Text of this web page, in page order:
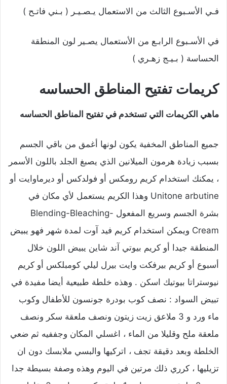
فـي الأسـبوع الثالث من الاستعمال يـصـيـر ( بـني فاتـح )
في الأسـبوع الرابـع من الأستعمال يصـير لون المنطقة
الحساسة ( بـيـج زهـري )
كريمات تفتيح المناطق الحساسه
ماهي الكريمات التي تستخدم في تفتيح المناطق الحساسه
جميع المناطق المخفية يكون لونها أغمق من باقي الجسم
بسبب زيادة هرمون الميلانين الذي يصبغ الجلد باللون الأسمر
، يمكنك استخدام كريم رومكس أو فولدكس أو ديرماوايت أو
Unitone arbutine وهذا الكريم يستعمل لأي مكان في
بشرة الجسم وسريع المفعول Blending-Bleaching-
Cream ويمكن استخدام كريم فيد آوت لمدة شهر فهو يبيض
المنطقة جيدا أو كريم بيوتي آند شاين يبيض اللون خلال
أسبوع أو كريم بيرفكت وايت بيرل ليلي كومبلكس أو كريم
نيوستراتا بيوتيك اسكن . وهذه خلطة طبيعية أيضا مفيدة في
تبيض السواد : نصف كوب بودرة جونسون للأطفال وكوب
ماء ورد و 3 ملاعق زيت زيتون ونصف ملعقة سكر ونصف
ملعقة ملح وقليلا من الماء ، اغسلي المكان وجففيه ثم ضعي
الخلطة وبعد دقيقة تجف ، اتركيها والبسي ملابسك دون ان
تزيليها ، كرري ذلك مرتين في اليوم وهذه وصفة بسيطة جدا